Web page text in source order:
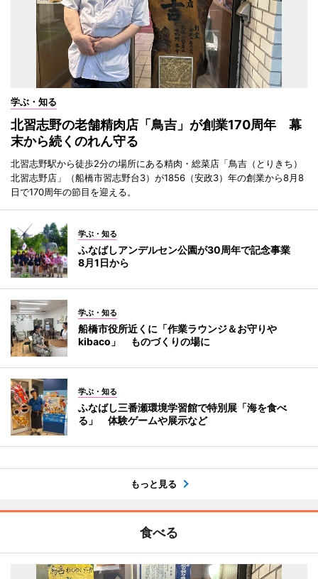
学ぶ・知る
北習志野の老舗精肉店「鳥吉」が創業170周年 幕
末から続くのれん守る
北習志野駅から徒歩2分の場所にある精肉・総菜店「鳥吉（とりきち）
北習志野店」（船橋市習志野台3）が1856（安政3）年の創業から8月8
日で170周年の節目を迎える。
学ぶ・知る
ふなばしアンデルセン公園が30周年で記念事業
8月1日から
学ぶ・知る
船橋市役所近くに「作業ラウンジ＆お守りや
kibaco」 ものづくりの場に
学ぶ・知る
ふなばし三番瀬環境学習館で特別展「海を食べ
る」 体験ゲームや展示など
もっと見る
食べる